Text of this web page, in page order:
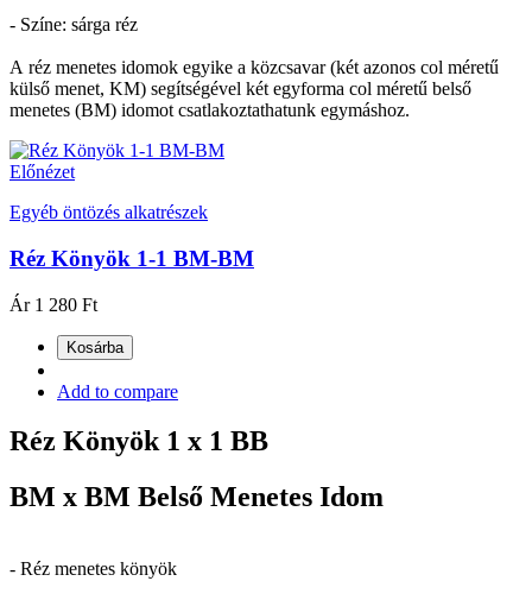
- Színe: sárga réz
A réz menetes idomok egyike a közcsavar (két azonos col méretű
külső menet, KM) segítségével két egyforma col méretű belső
menetes (BM) idomot csatlakoztathatunk egymáshoz.
Előnézet
Egyéb öntözés alkatrészek
Réz Könyök 1-1 BM-BM
Ár 1 280 Ft
Kosárba
Add to compare
Réz Könyök 1 x 1 BB
BM x BM Belső Menetes Idom
- Réz menetes könyök